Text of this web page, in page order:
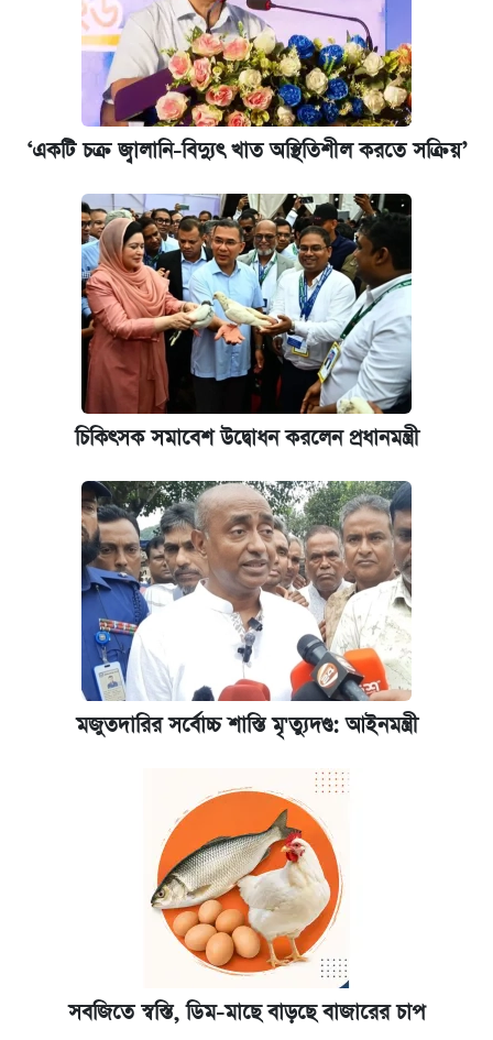
‘একটি চক্র জ্বালানি-বিদ্যুৎ খাত অস্থিতিশীল করতে সক্রিয়’
চিকিৎসক সমাবেশ উদ্বোধন করলেন প্রধানমন্ত্রী
মজুতদারির সর্বোচ্চ শাস্তি মৃ'ত্যুদণ্ড: আইনমন্ত্রী
সবজিতে স্বস্তি, ডিম-মাছে বাড়ছে বাজারের চাপ